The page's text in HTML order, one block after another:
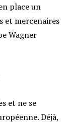
place un
et mercenaires
Wagner
et ne se
Déjà,